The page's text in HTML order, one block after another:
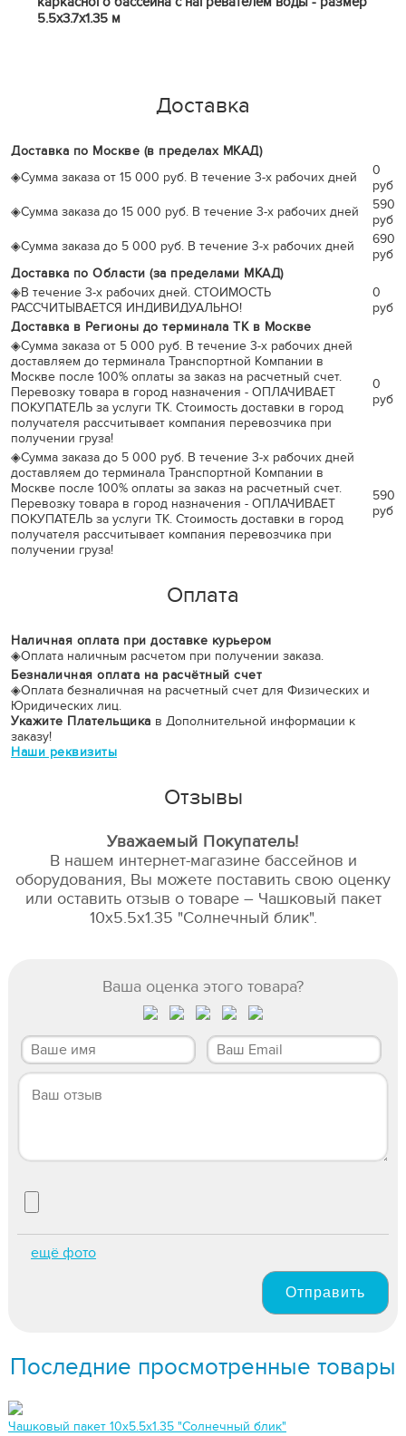
5.5х3.7х1.35 м
Доставка
Доставка по Москве (в пределах МКАД)
◈Сумма заказа от 15 000 руб. В течение 3-х рабочих дней
0
руб
◈Сумма заказа до 15 000 руб. В течение 3-х рабочих дней
590
руб
◈Сумма заказа до 5 000 руб. В течение 3-х рабочих дней
690
руб
Доставка по Области (за пределами МКАД)
◈В течение 3-х рабочих дней. СТОИМОСТЬ
РАССЧИТЫВАЕТСЯ ИНДИВИДУАЛЬНО!
0
руб
Доставка в Регионы до терминала ТК в Москве
◈Сумма заказа от 5 000 руб. В течение 3-х рабочих дней
доставляем до терминала Транспортной Компании в
Москве после 100% оплаты за заказ на расчетный счет.
Перевозку товара в город назначения - ОПЛАЧИВАЕТ
ПОКУПАТЕЛЬ за услуги ТК. Стоимость доставки в город
получателя рассчитывает компания перевозчика при
получении груза!
0
руб
◈Сумма заказа до 5 000 руб. В течение 3-х рабочих дней
доставляем до терминала Транспортной Компании в
Москве после 100% оплаты за заказ на расчетный счет.
Перевозку товара в город назначения - ОПЛАЧИВАЕТ
ПОКУПАТЕЛЬ за услуги ТК. Стоимость доставки в город
получателя рассчитывает компания перевозчика при
получении груза!
590
руб
Оплата
Наличная оплата при доставке курьером
◈Оплата наличным расчетом при получении заказа.
Безналичная оплата на расчётный счет
◈Оплата безналичная на расчетный счет для Физических и
Юридических лиц.
Укажите Плательщика в Дополнительной информации к
заказу!
Наши реквизиты
Отзывы
Уважаемый Покупатель!
В нашем интернет-магазине бассейнов и
оборудования, Вы можете поставить свою оценку
или оставить отзыв о товаре – Чашковый пакет
10х5.5х1.35 "Солнечный блик".
Ваша оценка этого товара?
ещё фото
Отправить
Последние просмотренные товары
Чашковый пакет 10х5.5х1.35 "Солнечный блик"